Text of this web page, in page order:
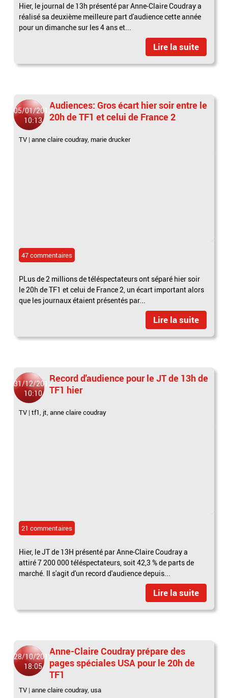
Hier, le journal de 13h présenté par Anne-Claire Coudray a
réalisé sa deuxième meilleure part d'audience cette année
pour un dimanche sur les 4 ans et...
Lire la suite
05/01/2013
10:13
Audiences: Gros écart hier soir entre le
20h de TF1 et celui de France 2
TV |anne claire coudray, marie drucker
47 commentaires
PLus de 2 millions de téléspectateurs ont séparé hier soir
le 20h de TF1 et celui de France 2, un écart important alors
que les journaux étaient présentés par...
Lire la suite
31/12/2012
10:10
Record d'audience pour le JT de 13h de
TF1 hier
TV |tf1, jt,anne claire coudray
21 commentaires
Hier, le JT de 13H présenté par Anne-Claire Coudray a
attiré 7 200 000 téléspectateurs, soit 42,3 % de parts de
marché. Il s'agit d'un record d'audience depuis...
Lire la suite
28/10/2012
18:05
Anne-Claire Coudray prépare des
pages spéciales USA pour le 20h de
TF1
TV |anne claire coudray,usa